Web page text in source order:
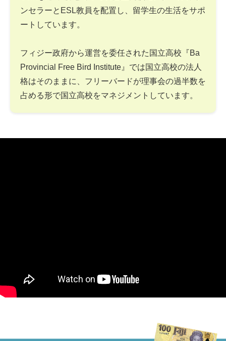
ンセラーとESL教員を配置し、留学生の生活をサポ
ートしています。
フィジー政府から運営を委任された国立高校『Ba
Provincial Free Bird Institute』では国立高校の法人
格はそのままに、フリーバードが理事会の過半数を
占める形で国立高校をマネジメントしています。